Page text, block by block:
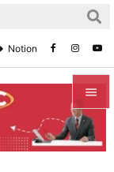


メニュ
Notion